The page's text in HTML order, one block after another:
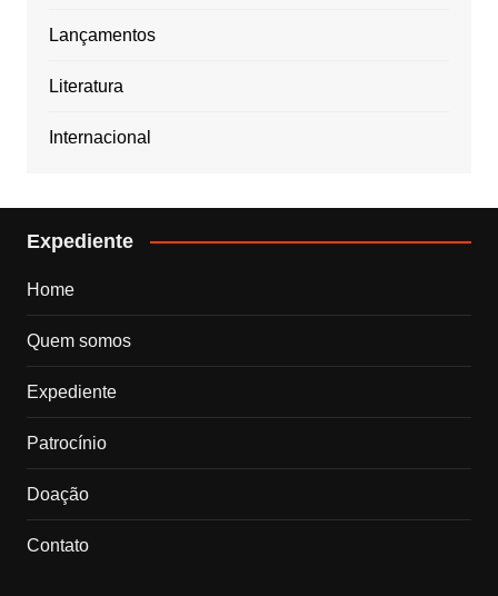
Lançamentos
Literatura
Internacional
Expediente
Home
Quem somos
Expediente
Patrocínio
Doação
Contato